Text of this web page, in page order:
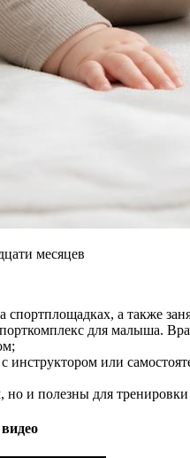
месяцев
спортплощадках, а также
для малыша.
инструктором или
и полезны для тренировки